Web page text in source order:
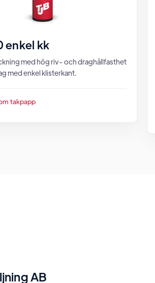
enkel kk
med hög riv- och draghållfasthet
med enkel klisterkant.
takpapp
AB